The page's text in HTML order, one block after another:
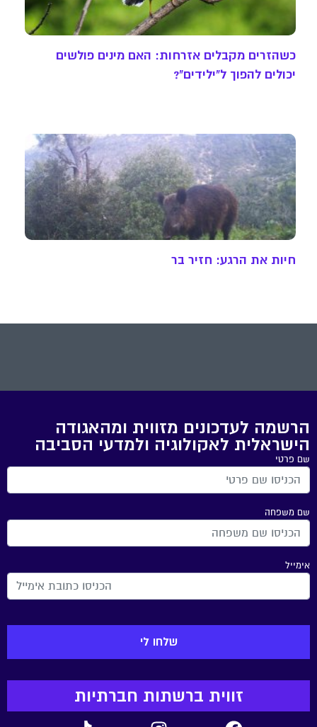
כשהזרים מקבלים אזרחות: האם מינים פולשים
יכולים להפוך ל"ילידים"?
חיות את הרגע: חזיר בר
הרשמה לעדכונים מזווית ומהאגודה
הישראלית לאקולוגיה ולמדעי הסביבה
שם פרטי
שם משפחה
אימייל
זווית ברשתות חברתיות